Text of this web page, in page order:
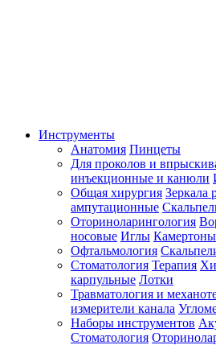
Инструменты
Анатомия Пинцеты
Для проколов и
инъекционные и канюли
Общая хирургия Зеркала
ампутационные
Оториноларингология
носовые Иглы Камертоны
Офтальмология
Стоматология Терапия
карпульные Лотки
Травматология и
измерители канала
Наборы инструментов
Стоматология